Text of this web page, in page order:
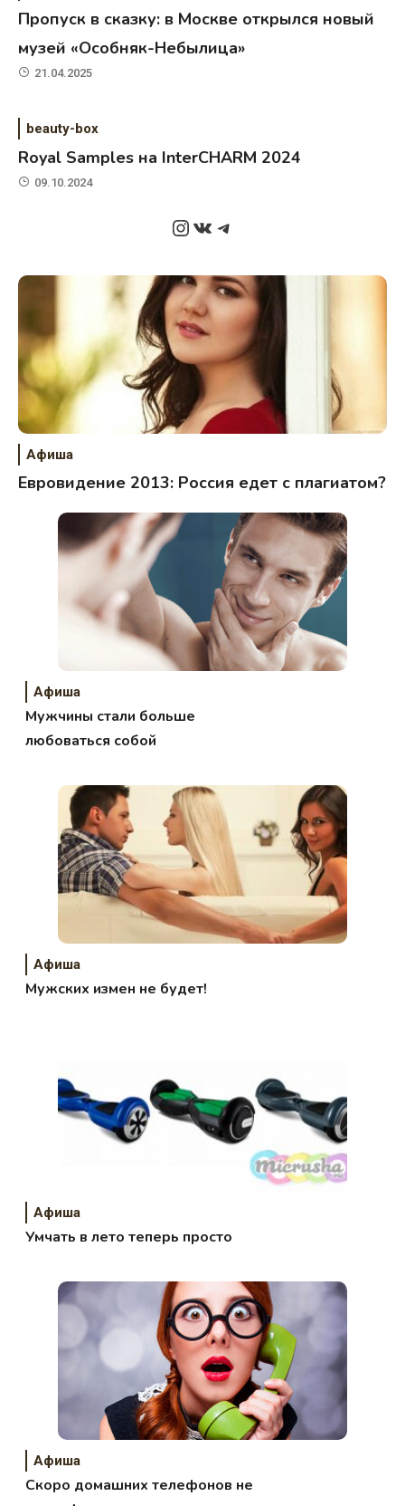
Пропуск в сказку: в Москве открылся новый
музей «Особняк-Небылица»
21.04.2025
beauty-box
Royal Samples на InterCHARM 2024
09.10.2024
Instagram
ВКонтакте
Telegram
Афиша
Евровидение 2013: Россия едет с плагиатом?
Афиша
Мужчины стали больше
любоваться собой
Афиша
Мужских измен не будет!
Афиша
Умчать в лето теперь просто
Афиша
Скоро домашних телефонов не